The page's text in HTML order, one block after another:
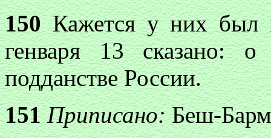
150Кажется у них был
генваря 13 сказано:
подданстве России.
151Приписано:Беш-